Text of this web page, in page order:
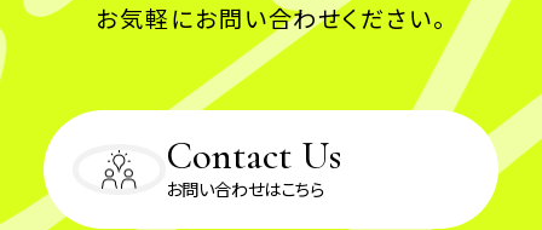
お気軽にお問い合わせください。
Contact Us
お問い合わせはこちら